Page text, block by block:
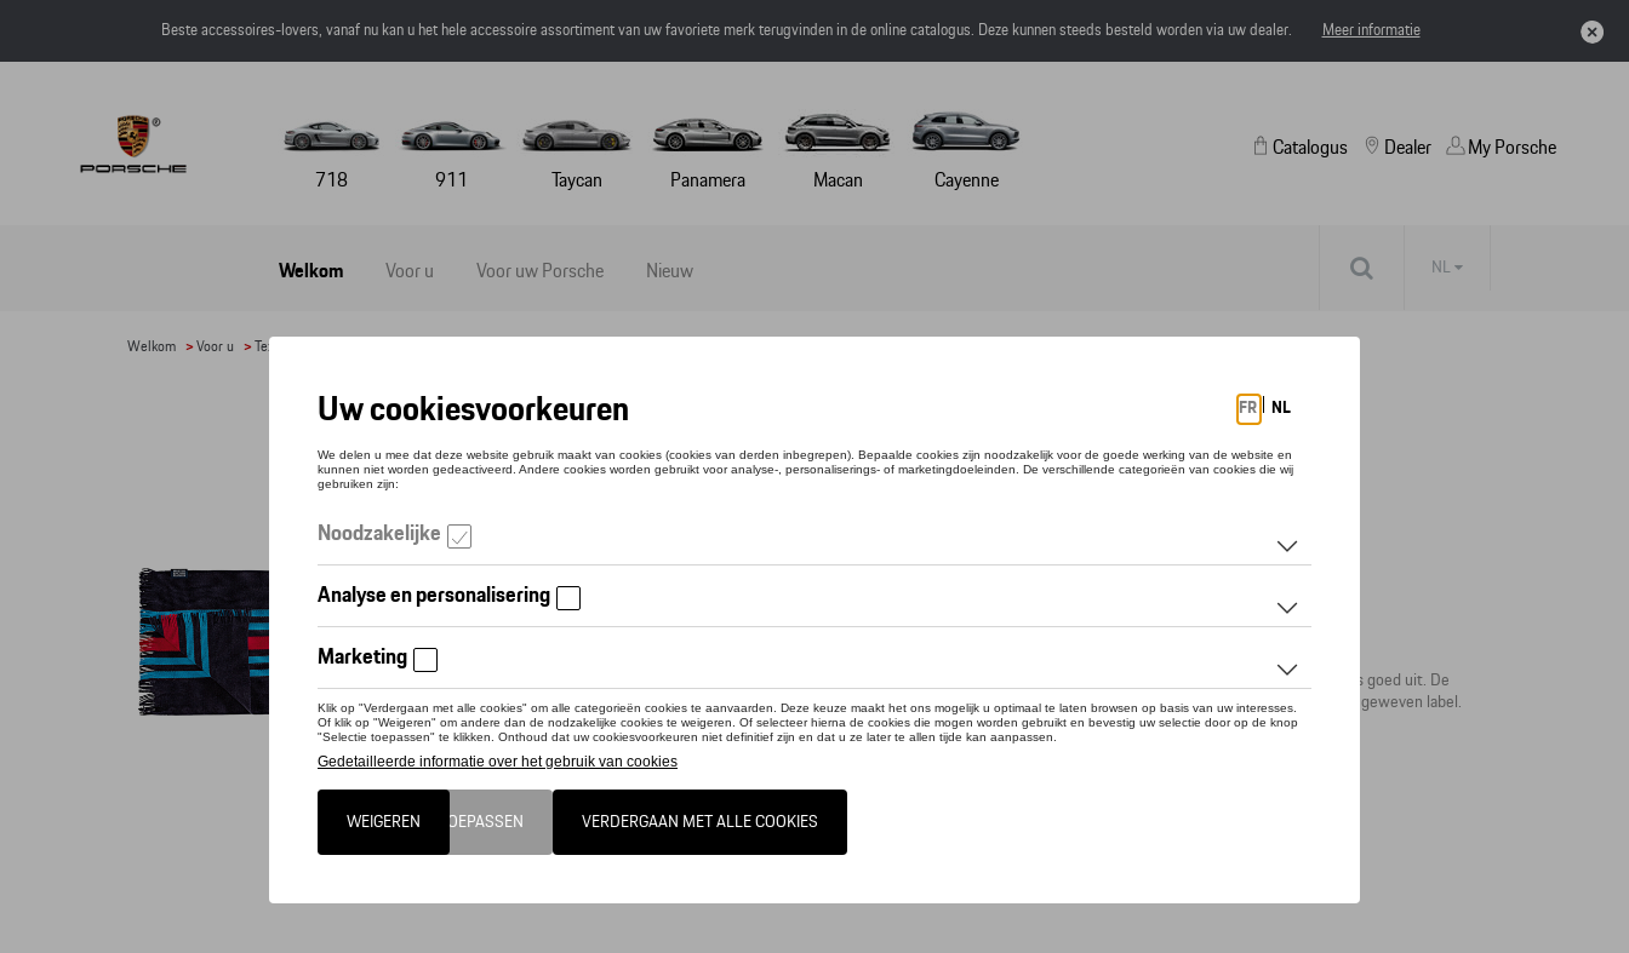
Beste accessoires-lovers, vanaf nu kan u het hele accessoire assortiment van uw favoriete merk terugvinden in de online catalogus. Deze kunnen steeds besteld worden via uw dealer. Meer informatie
718 911 Taycan Panamera Macan Cayenne
Catalogus
Welkom Voor u Voor uw Porsche Nieuw
Dealer My Porsche
NL
Welkom >Voor u >Textiel
SJAAL - MARTINI RACING
Referentie: WAP5500040P0MR
Contacteer uw dealer om te bestellen
Een must-have voor de koudere dagen: de gebreide sjaal uit de MARTINI RACING® Collection is zacht, warm en ziet er ook nog eens goed uit. De
beroemde verticale MARTINI RACING®-strepen onderstrepen de sportieve look. De rand van de sjaal is versierd met een uitgebreid geweven label.